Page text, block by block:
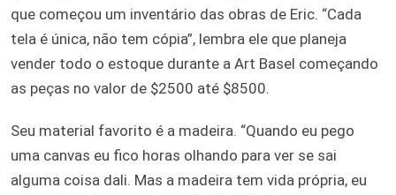
que começou um inventário das obras de Eric. “Cada
tela é única, não tem cópia”, lembra ele que planeja
vender todo o estoque durante a Art Basel começando
as peças no valor de $2500 até $8500.
Seu material favorito é a madeira. “Quando eu pego
uma canvas eu fico horas olhando para ver se sai
alguma coisa dali. Mas a madeira tem vida própria, eu